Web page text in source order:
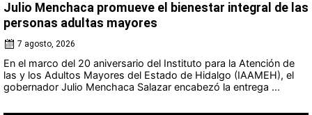
Julio Menchaca promueve el bienestar integral de las
personas adultas mayores
7 agosto, 2026
En el marco del 20 aniversario del Instituto para la Atención de
las y los Adultos Mayores del Estado de Hidalgo (IAAMEH), el
gobernador Julio Menchaca Salazar encabezó la entrega ...